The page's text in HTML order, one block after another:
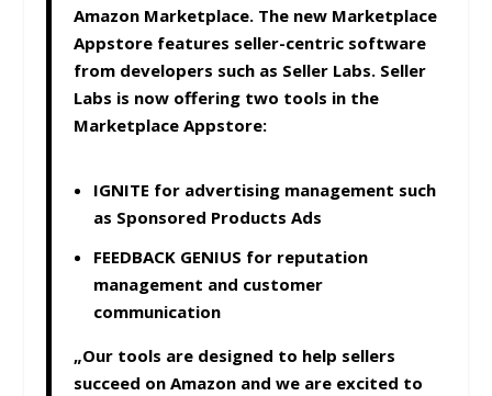
Amazon Marketplace. The new Marketplace
Appstore features seller-centric software
from developers such as Seller Labs. Seller
Labs is now offering two tools in the
Marketplace Appstore:
IGNITE for advertising management such
as Sponsored Products Ads
FEEDBACK GENIUS for reputation
management and customer
communication
„Our tools are designed to help sellers
succeed on Amazon and we are excited to